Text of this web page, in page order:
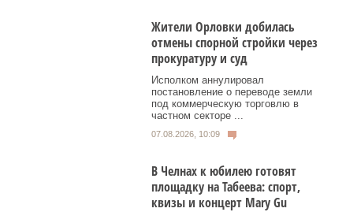
Жители Орловки добилась
отмены спорной стройки через
прокуратуру и суд
Исполком аннулировал
постановление о переводе земли
под коммерческую торговлю в
частном секторе ...
07.08.2026, 10:09
В Челнах к юбилею готовят
площадку на Табеева: спорт,
квизы и концерт Mary Gu